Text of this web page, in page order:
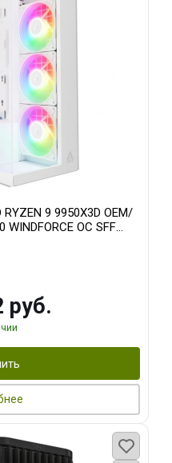
9 9950X3D OEM/
OC SFF
руб.